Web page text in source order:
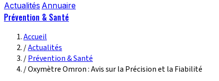
Actualités Annuaire
Prévention & Santé
Accueil
/Actualités
/Prévention & Santé
/Oxymètre Omron : Avis sur la Précision et la Fiabilité